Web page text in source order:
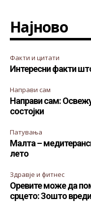
Најново
Факти и цитати
Интересни факти
Направи сам
Направи сам:
состојки
Патувања
Малта –
лето
Здравје и фитнес
Оревите може да
срцето: Зошто вреди